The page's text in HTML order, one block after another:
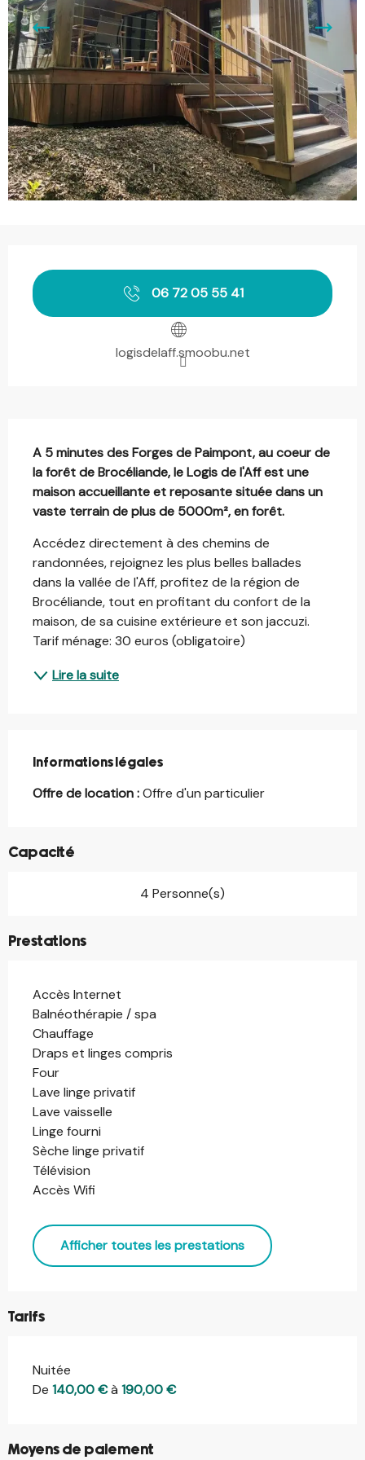
06 72 05 55 41
logisdelaff.smoobu.net
A 5 minutes des Forges de Paimpont, au coeur de
la forêt de Brocéliande, le Logis de l'Aff est une
maison accueillante et reposante située dans un
vaste terrain de plus de 5000m², en forêt.
Accédez directement à des chemins de
randonnées, rejoignez les plus belles ballades
dans la vallée de l'Aff, profitez de la région de
Brocéliande, tout en profitant du confort de la
maison, de sa cuisine extérieure et son jaccuzi.
Tarif ménage: 30 euros (obligatoire)
Lire la suite
Informations légales
Informations légales
Offre de location :Offre d'un particulier
Capacité
4 Personne(s)
Prestations
Accès Internet
Balnéothérapie / spa
Chauffage
Draps et linges compris
Four
Lave linge privatif
Lave vaisselle
Linge fourni
Sèche linge privatif
Télévision
Accès Wifi
Afficher toutes les prestations
Tarifs
Tarifs 2026
Nuitée
De 140,00 €à 190,00 €
Moyens de paiement